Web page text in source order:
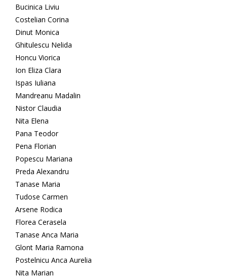
Bucinica Liviu
Costelian Corina
Dinut Monica
Ghitulescu Nelida
Honcu Viorica
Ion Eliza Clara
Ispas Iuliana
Mandreanu Madalin
Nistor Claudia
Nita Elena
Pana Teodor
Pena Florian
Popescu Mariana
Preda Alexandru
Tanase Maria
Tudose Carmen
Arsene Rodica
Florea Cerasela
Tanase Anca Maria
Glont Maria Ramona
Postelnicu Anca Aurelia
Nita Marian